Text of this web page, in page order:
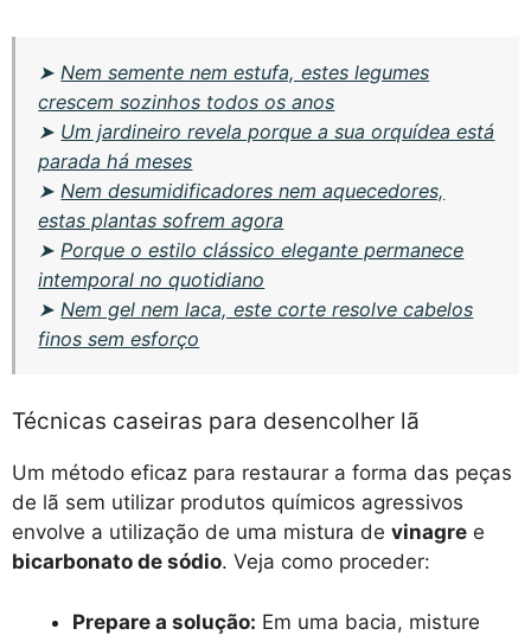
➤ Nem semente nem estufa, estes legumes
crescem sozinhos todos os anos
➤ Um jardineiro revela porque a sua orquídea está
parada há meses
➤ Nem desumidificadores nem aquecedores,
estas plantas sofrem agora
➤ Porque o estilo clássico elegante permanece
intemporal no quotidiano
➤ Nem gel nem laca, este corte resolve cabelos
finos sem esforço
Técnicas caseiras para desencolher lã
Um método eficaz para restaurar a forma das peças
de lã sem utilizar produtos químicos agressivos
envolve a utilização de uma mistura de vinagre e
bicarbonato de sódio. Veja como proceder:
Prepare a solução: Em uma bacia, misture